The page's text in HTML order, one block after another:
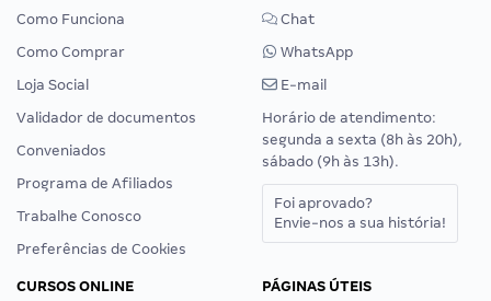
Como Funciona
Como Comprar
Loja Social
Validador de documentos
Conveniados
Programa de Afiliados
Trabalhe Conosco
Preferências de Cookies
Chat
WhatsApp
E-mail
Horário de atendimento:
segunda a sexta (8h às 20h),
sábado (9h às 13h).
Foi aprovado?
Envie-nos a sua história!
CURSOS ONLINE
PÁGINAS ÚTEIS